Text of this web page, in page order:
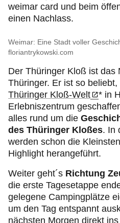
weimar card und beim
einen Nachlass.
Weimar: Eine Stadt voller
floriantrykowski.com
Der Thüringer Kloß ist das
Thüringer. Er ist so
Thüringer Kloß-Welt
* in
Erlebniszentrum
alles rund um die
des Thüringer Kloßes. In
werden schon die
Highlight herangeführt.
Weiter geht´s Richtung
die erste Tagesetappe
gelegene Campingplätze
um den Tag entspannt
nächsten Morgen direkt